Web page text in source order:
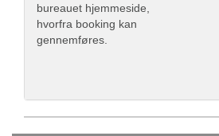
bureauet hjemmeside,
hvorfra booking kan
gennemføres.